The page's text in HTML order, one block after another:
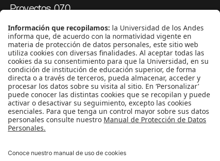
Proyectos 070
SÍGUENOS
¿Quieres escribir en 070?
CONTÁCTANOS
BOGOTÁ, COLOMBIA